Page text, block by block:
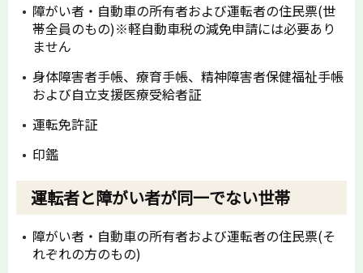
障がい者・自動車の所有者および運転者の住民票(世
帯全員のもの)※軽自動車税の減免申請には必要あり
ません
身体障害者手帳、療育手帳、精神障害者保健福祉手帳
および自立支援医療受給者証
運転免許証
印鑑
運転者と障がい者が同一でない世帯
障がい者・自動車の所有者および運転者の住民票(そ
れぞれの方のもの)